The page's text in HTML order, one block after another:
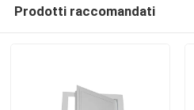
Prodotti raccomandati